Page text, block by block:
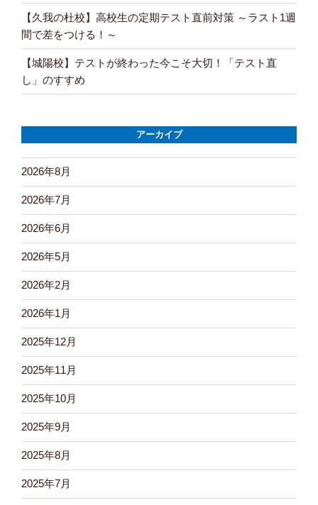
【久我の杜校】高校生の定期テスト直前対策 ～ラスト1週
間で差をつける！～
【城陽校】テストが終わった今こそ大切！「テスト直
し」のすすめ
アーカイブ
2026年8月
2026年7月
2026年6月
2026年5月
2026年2月
2026年1月
2025年12月
2025年11月
2025年10月
2025年9月
2025年8月
2025年7月